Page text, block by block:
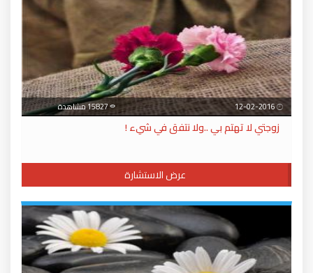
15827 مشاهدة
زوجتي لا تهتم بي ..ولا نتفق في شيء !
عرض الاستشارة